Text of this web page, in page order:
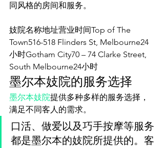
同风格的房间和服务。
妓院名称地址营业时间Top of The
Town516-518 Flinders St, Melbourne24
小时Gotham City70 – 74 Clarke Street,
South Melbourne24小时
墨尔本妓院的服务选择
墨尔本妓院提供多种多样的服务选择，
满足不同客人的需求。
口活、做爱以及巧手按摩等服务
都是墨尔本的妓院所提供的。客